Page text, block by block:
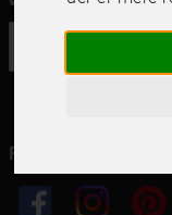
Følg os i dine